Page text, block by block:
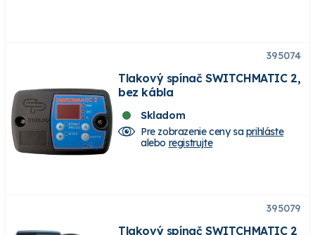
395074
Tlakový spínač SWITCHMATIC 2,
bez kábla
Skladom
Pre zobrazenie ceny saprihláste
alebo registrujte
395079
Tlakový spínač SWITCHMATIC 2